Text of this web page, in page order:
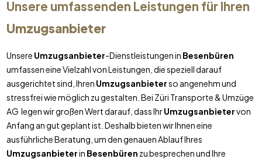
Unsere umfassenden Leistungen für Ihren
Umzugsanbieter
Unsere Umzugsanbieter-Dienstleistungen in Besenbüren
umfassen eine Vielzahl von Leistungen, die speziell darauf
ausgerichtet sind, Ihren Umzugsanbieterso angenehm und
stressfrei wie möglich zu gestalten. Bei Züri Transporte & Umzüge
AG legen wir großen Wert darauf, dass IhrUmzugsanbietervon
Anfang an gut geplant ist. Deshalb bieten wir Ihnen eine
ausführliche Beratung, um den genauen Ablauf Ihres
Umzugsanbieterin Besenbüren zu besprechen und Ihre